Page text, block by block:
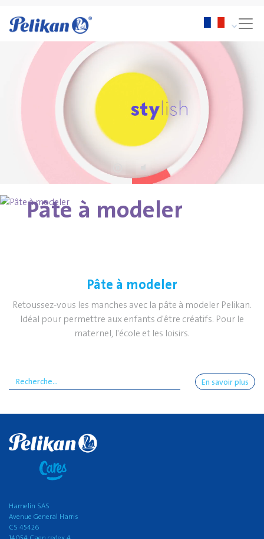
Pâte à modeler
Pâte à modeler
Retoussez-vous les manches avec la pâte à modeler Pelikan.
Idéal pour permettre aux enfants d'être créatifs. Pour le
maternel, l'école et les loisirs.
En savoir plus
Hamelin SAS
Avenue General Harris
CS 45426